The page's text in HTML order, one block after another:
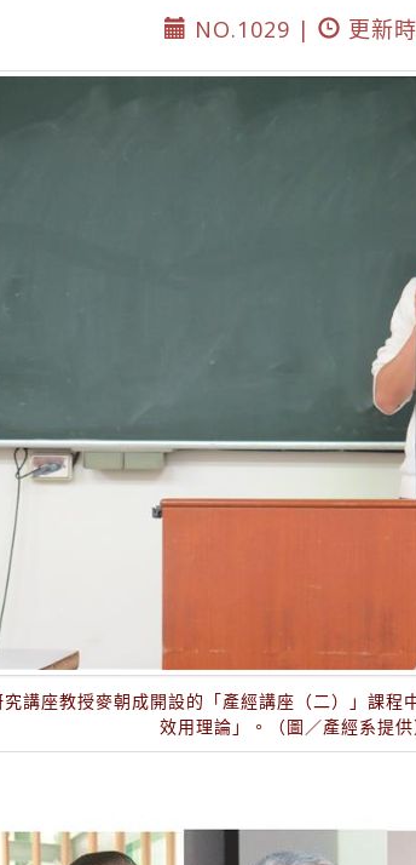
NO.1029 |
更新
講座教授麥朝成開設的「產經講座（二）」課
效用理論」。（圖／產經系提供